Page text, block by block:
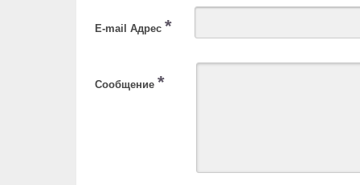
E-mail Адрес *
Сообщение *